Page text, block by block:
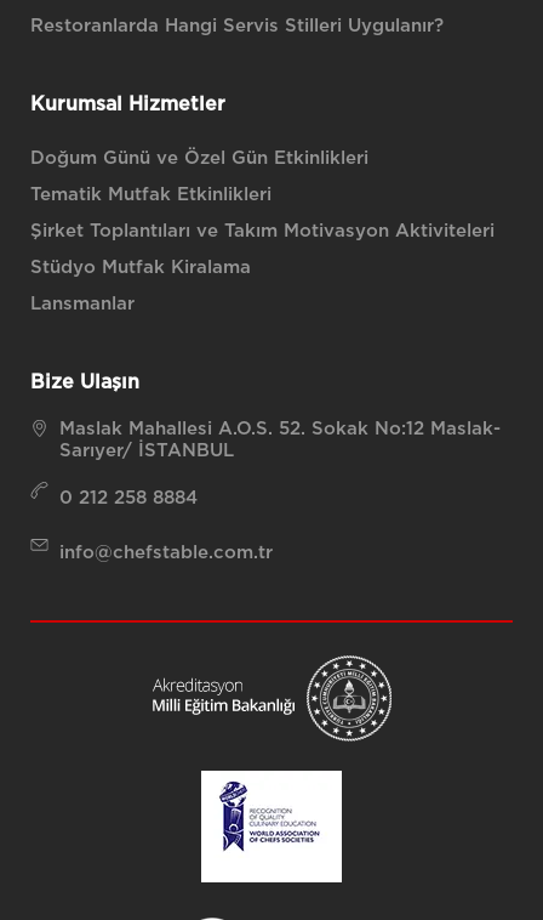
Restoranlarda Hangi Servis Stilleri Uygulanır?
Kurumsal Hizmetler
Doğum Günü ve Özel Gün Etkinlikleri
Tematik Mutfak Etkinlikleri
Şirket Toplantıları ve Takım Motivasyon Aktiviteleri
Stüdyo Mutfak Kiralama
Lansmanlar
Bize Ulaşın
Maslak Mahallesi A.O.S. 52. Sokak No:12 Maslak-
Sarıyer/ İSTANBUL
0 212 258 8884
info@chefstable.com.tr